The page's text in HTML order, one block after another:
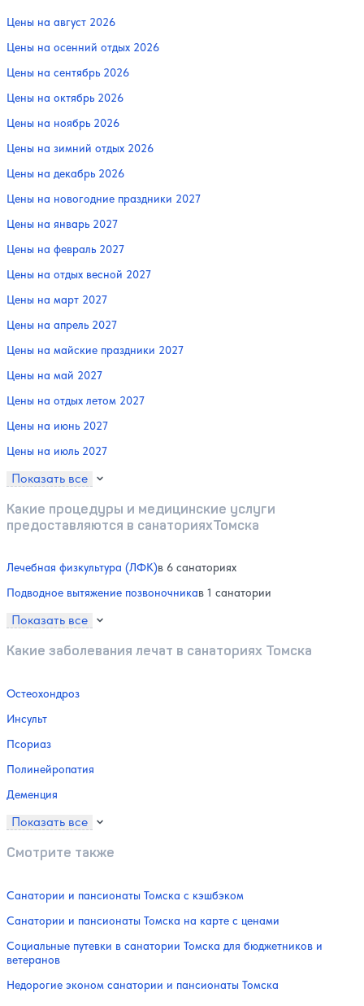
Цены на август 2026
Цены на осенний отдых 2026
Цены на сентябрь 2026
Цены на октябрь 2026
Цены на ноябрь 2026
Цены на зимний отдых 2026
Цены на декабрь 2026
Цены на новогодние праздники 2027
Цены на январь 2027
Цены на февраль 2027
Цены на отдых весной 2027
Цены на март 2027
Цены на апрель 2027
Цены на майские праздники 2027
Цены на май 2027
Цены на отдых летом 2027
Цены на июнь 2027
Цены на июль 2027
Показать все
Какие процедуры и медицинские услуги
предоставляются в санаторияхТомска
Лечебная физкультура (ЛФК)в 6 санаториях
Подводное вытяжение позвоночникав 1 санатории
Показать все
Какие заболевания лечат в санаториях Томска
Остеохондроз
Инсульт
Псориаз
Полинейропатия
Деменция
Показать все
Смотрите также
Санатории и пансионаты Томска с кэшбэком
Санатории и пансионаты Томска на карте с ценами
Социальные путевки в санатории Томска для бюджетников и
ветеранов
Недорогие эконом санатории и пансионаты Томска